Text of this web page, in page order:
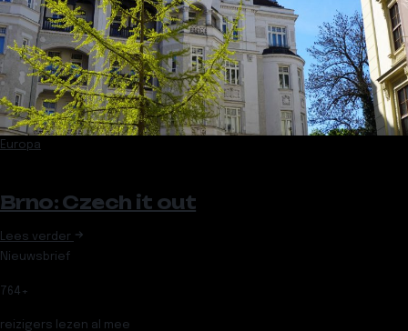
Europa
Brno: Czech it out
Lees verder
Nieuwsbrief
764 +
reizigers lezen al mee